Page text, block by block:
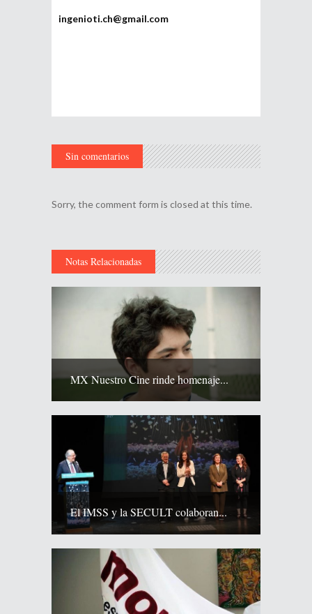
ingenioti.ch@gmail.com
Sin comentarios
Sorry, the comment form is closed at this time.
Notas Relacionadas
MX Nuestro Cine rinde homenaje...
El IMSS y la SECULT colaboran...